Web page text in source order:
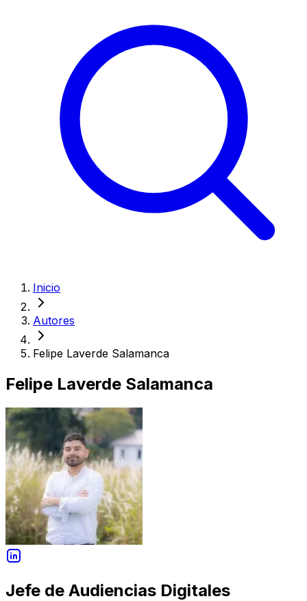
Inicio
Autores
Felipe Laverde Salamanca
Felipe Laverde Salamanca
Jefe de Audiencias Digitales